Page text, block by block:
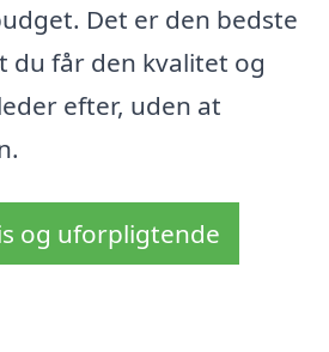
Det er den bedste
du får den kvalitet og
efter, uden at
og uforpligtende